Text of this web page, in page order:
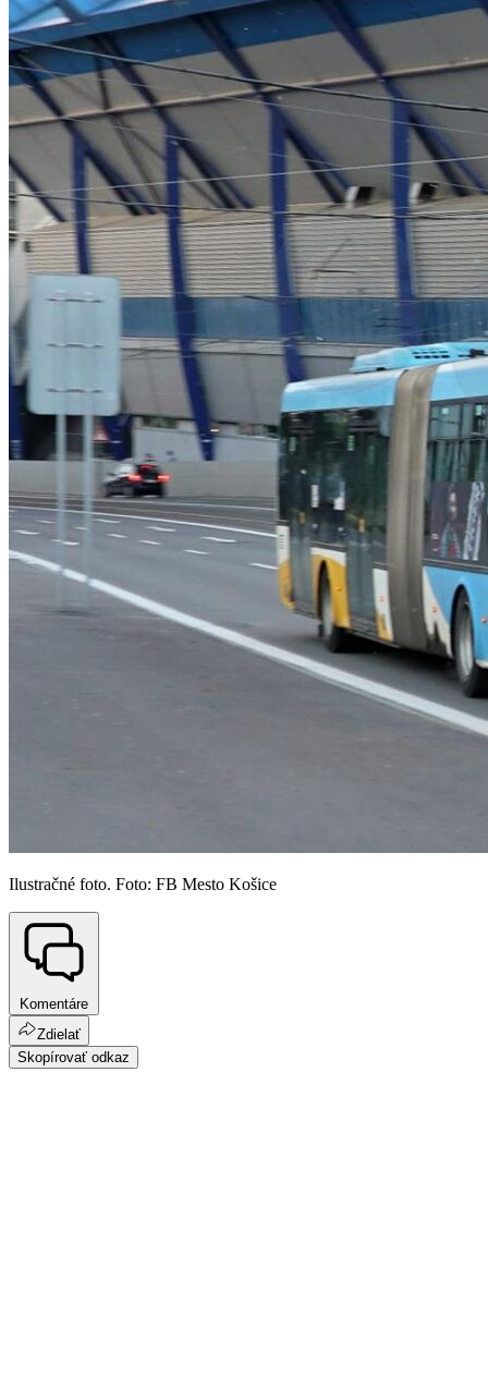
Ilustračné foto. Foto: FB Mesto Košice
Komentáre
Zdielať
Skopírovať odkaz